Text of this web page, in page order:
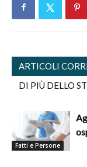
ARTICOLI
DI PIÙ DELLO
Fatti e Persone